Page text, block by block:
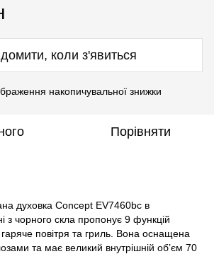
коли з'явиться
накопичувальної знижки
Порівняти
духовка Concept EV7460bc в
з чорного скла пропонує 9 функцій
повітря та гриль. Вона оснащена
та має великий внутрішній об’єм 70